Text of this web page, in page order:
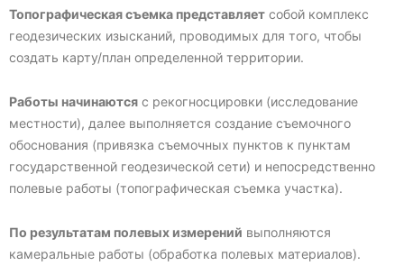
Топографическая съемка представляет собой комплекс
геодезических изысканий, проводимых для того, чтобы
создать карту/план определенной территории.
Работы начинаются с рекогносцировки (исследование
местности), далее выполняется создание съемочного
обоснования (привязка съемочных пунктов к пунктам
государственной геодезической сети) и непосредственно
полевые работы (топографическая съемка участка).
По результатам полевых измерений выполняются
камеральные работы (обработка полевых материалов).